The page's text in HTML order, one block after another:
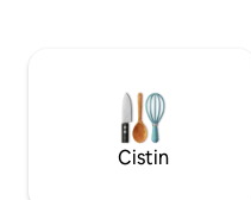
blaiseadh d'fháilteachas
dteaghlach agus déan
is díol spéise in aice láimhe
Dinh, Trang An, Hang Mua,
Cistin